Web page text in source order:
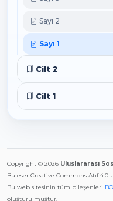
Sayı 2
Sayı 1
Cilt 2
Cilt 1
Copyright © 2026 Uluslararası
Bu eser Creative Commons Atıf 4.0
Bu web sitesinin tüm bileşenleri
oluşturulmuştur.